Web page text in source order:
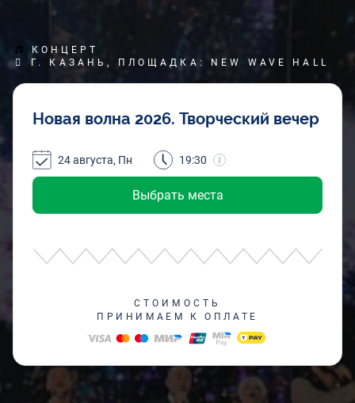
КОНЦЕРТ
Г. КАЗАНЬ, ПЛОЩАДКА: NEW WAVE HALL
Новая волна 2026. Творческий вечер
Выбрать места
24 августа, Пн 19:30
СТОИМОСТЬ
ПРИНИМАЕМ К ОПЛАТЕ